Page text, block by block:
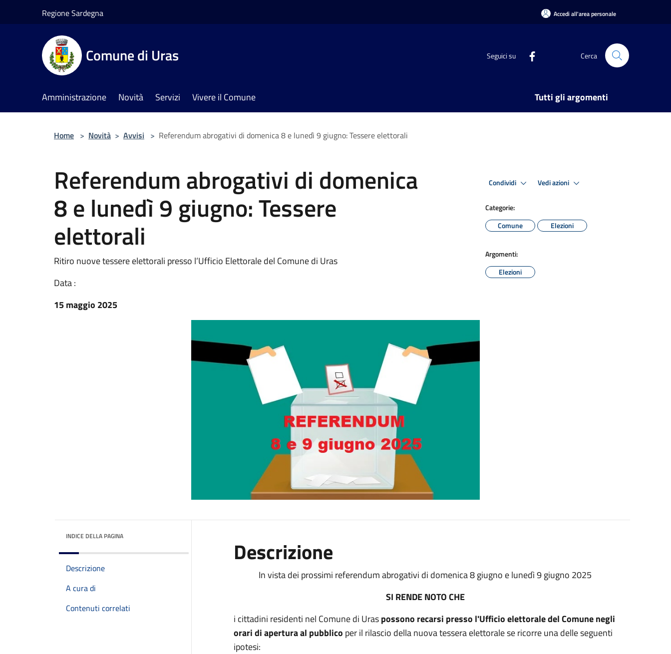
Regione Sardegna Accedi all'area personale
Comune di Uras Seguici su Cerca
Amministrazione Novità Servizi Vivere il Comune Tutti gli argomenti
Home > Novità > Avvisi > Referendum abrogativi di domenica 8 e lunedì 9 giugno: Tessere elettorali
Referendum abrogativi di domenica
8 e lunedì 9 giugno: Tessere
elettorali
Ritiro nuove tessere elettorali presso l’Ufficio Elettorale del Comune di Uras
Data :
15 maggio 2025
Condividi Vedi azioni
Categorie:
Comune
Elezioni
Argomenti:
Elezioni
INDICE DELLA PAGINA
Descrizione
A cura di
Contenuti correlati
Descrizione
In vista dei prossimi referendum abrogativi di domenica 8 giugno e lunedì 9 giugno 2025
SI RENDE NOTO CHE
i cittadini residenti nel Comune di Uraspossono recarsi presso l'Ufficio elettorale del Comune negli
orari di apertura al pubblico per il rilascio della nuova tessera elettorale se ricorre una delle seguenti
ipotesi: